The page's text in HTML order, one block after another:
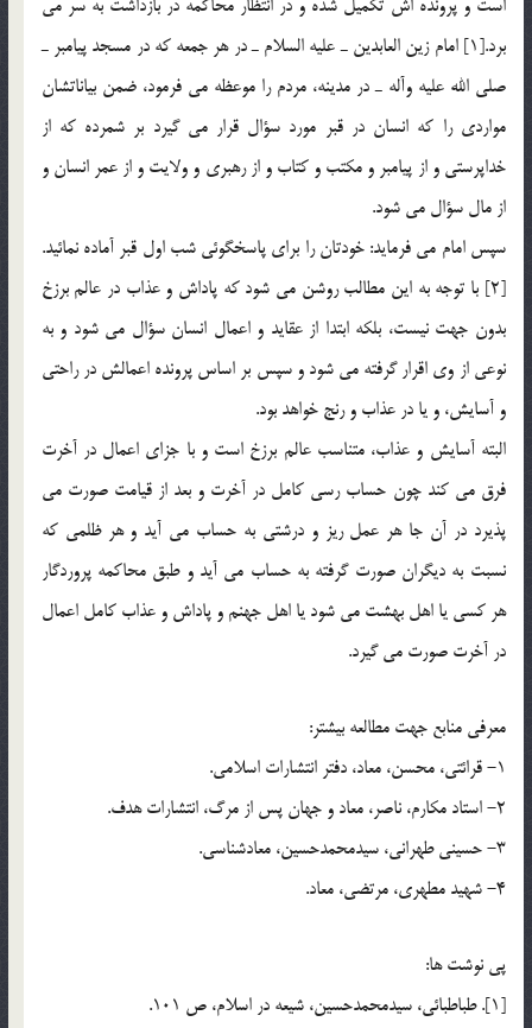
برد.[1] امام زين العابدين ـ عليه السلام ـ در هر جمعه كه در مسجد پيامبر ـ
صلي الله عليه وآله ـ در مدينه، مردم را موعظه مي فرمود، ضمن بياناتشان
مواردي را كه انسان در قبر مورد سؤال قرار مي گيرد بر شمرده كه از
خداپرستي و از پيامبر و مكتب و كتاب و از رهبري و ولايت و از عمر انسان و
از مال سؤال مي شود.
سپس امام مي فرمايد: خودتان را براي پاسخگوئي شب اول قبر آماده نمائيد.
[2] با توجه به اين مطالب روشن مي شود كه پاداش و عذاب در عالم برزخ
بدون جهت نيست، بلكه ابتدا از عقايد و اعمال انسان سؤال مي شود و به
نوعي از وي اقرار گرفته مي شود و سپس بر اساس پرونده اعمالش در راحتي
و آسايش، و يا در عذاب و رنج خواهد بود.
البته آسايش و عذاب، متناسب عالم برزخ است و با جزاي اعمال در آخرت
فرق مي کند چون حساب رسي کامل در آخرت و بعد از قيامت صورت مي
پذيرد در آن جا هر عمل ريز و درشتي به حساب مي آيد و هر ظلمي که
نسبت به ديگران صورت گرفته به حساب مي آيد و طبق محاکمه پروردگار
هر کسي يا اهل بهشت مي شود يا اهل جهنم و پاداش و عذاب کامل اعمال
در آخرت صورت مي گيرد.
معرفي منابع جهت مطالعه بيشتر:
1- قرائتي، محسن، معاد، دفتر انتشارات اسلامي.
2- استاد مكارم، ناصر، معاد و جهان پس از مرگ، انتشارات هدف.
3- حسيني طهراني، سيدمحمدحسين، معادشناسي.
4- شهيد مطهري، مرتضي، معاد.
پي نوشت ها:
[1]. طباطبائي، سيدمحمدحسين، شيعه در اسلام، ص 101.